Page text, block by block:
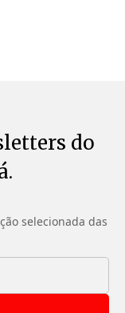
para
para
do
selecionada das